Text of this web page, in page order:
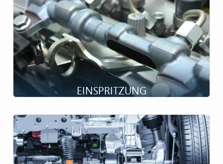
EINSPRITZUNG
Reduzierte Emissionen...